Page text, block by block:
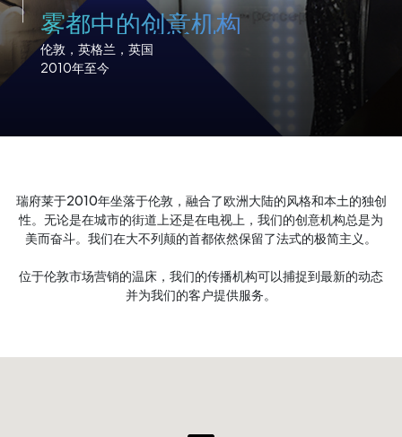
雾都中的创意机构
伦敦，英格兰，英国
2010年至今
瑞府莱于2010年坐落于伦敦，融合了欧洲大陆的风格和本土的独创
性。无论是在城市的街道上还是在电视上，我们的创意机构总是为
美而奋斗。我们在大不列颠的首都依然保留了法式的极简主义。
位于伦敦市场营销的温床，我们的传播机构可以捕捉到最新的动态
并为我们的客户提供服务。